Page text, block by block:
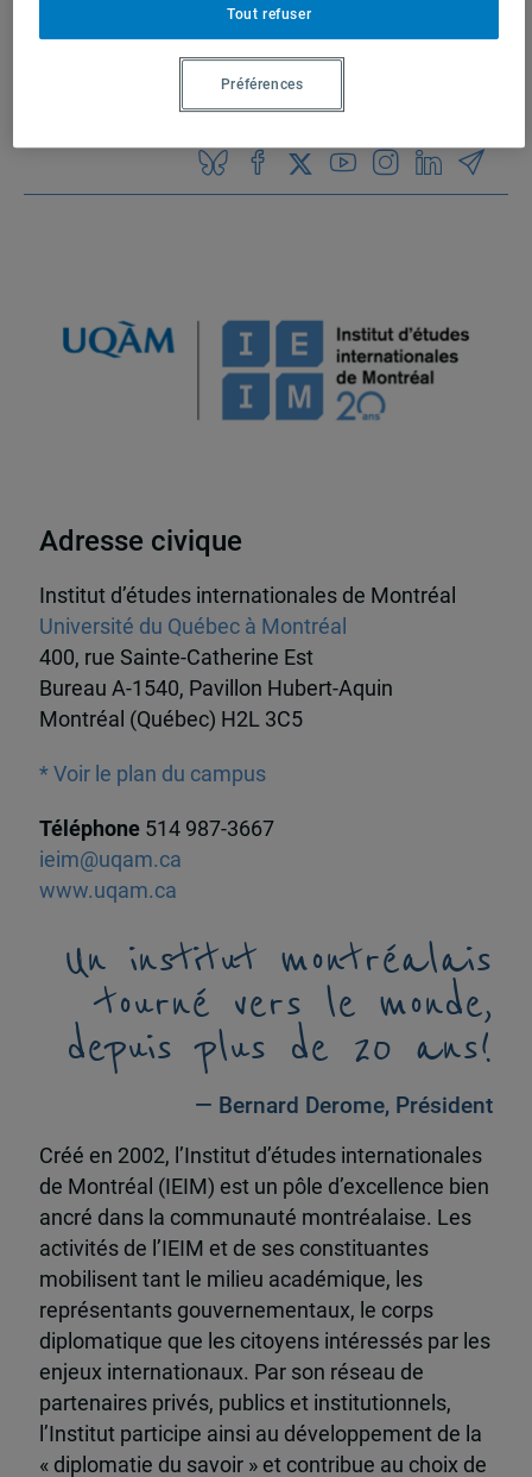
Partenaires
Adresse civique
Institut d’études internationales de Montréal
Université du Québec à Montréal
400, rue Sainte-Catherine Est
Bureau A-1540, Pavillon Hubert-Aquin
Montréal (Québec) H2L 3C5
* Voir le plan du campus
Téléphone 514 987-3667
ieim@uqam.ca
www.uqam.ca
Un institut montréalais
tourné vers le monde,
depuis plus de 20 ans!
— Bernard Derome, Président
Créé en 2002, l’Institut d’études internationales
de Montréal (IEIM) est un pôle d’excellence bien
ancré dans la communauté montréalaise. Les
activités de l’IEIM et de ses constituantes
mobilisent tant le milieu académique, les
représentants gouvernementaux, le corps
diplomatique que les citoyens intéressés par les
enjeux internationaux. Par son réseau de
partenaires privés, publics et institutionnels,
l’Institut participe ainsi au développement de la
« diplomatie du savoir » et contribue au choix de
Tout refuser
Préférences